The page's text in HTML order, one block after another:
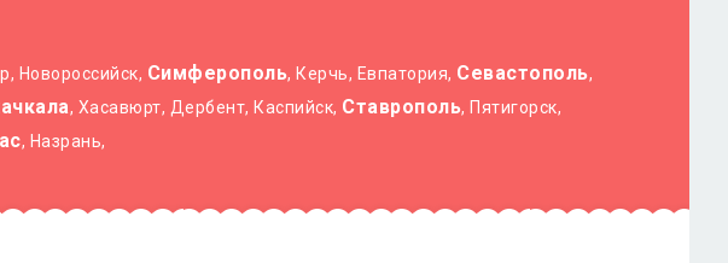
Новороссийск, Симферополь, Керчь, Евпатория, Севастополь,
, Хасавюрт, Дербент, Каспийск, Ставрополь, Пятигорск,
, Назрань,